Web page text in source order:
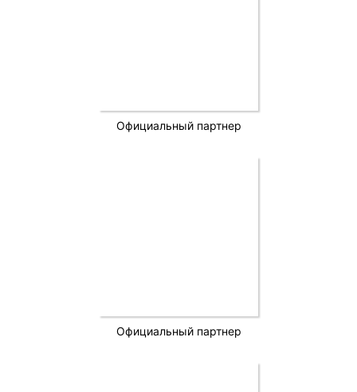
Официальный партнер
Официальный партнер